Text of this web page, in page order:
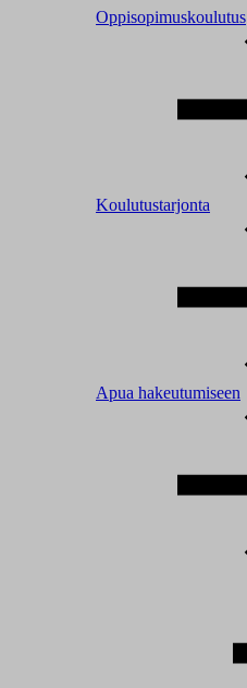
Oppisopimuskoulutus
Koulutustarjonta
Apua hakeutumiseen